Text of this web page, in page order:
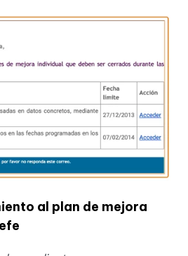
al plan de mejora